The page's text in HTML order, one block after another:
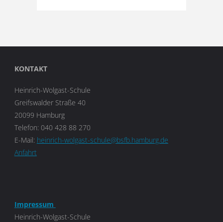
KONTAKT
Heinrich-Wolgast-Schule
Greifswalder Straße 40
20099 Hamburg
Telefon: 040 428 88 270
E-Mail: heinrich-wolgast-schule@bsfb.hamburg.de
Anfahrt
Impressum
Heinrich-Wolgast-Schule